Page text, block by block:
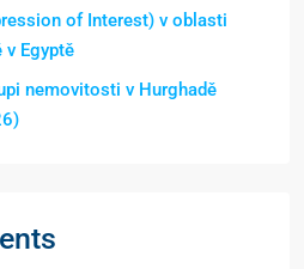
of Interest) v oblasti
Egyptě
nemovitosti v Hurghadě